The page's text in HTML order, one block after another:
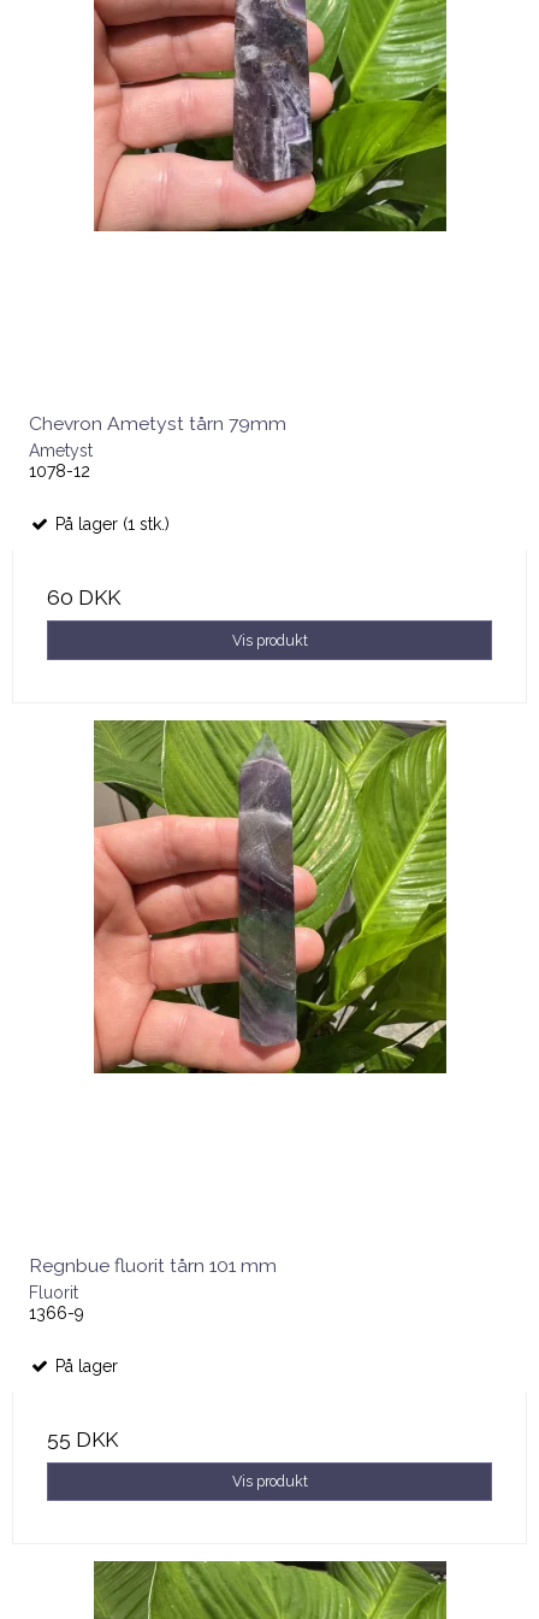
Chevron Ametyst tårn 79mm
Ametyst
1078-12
På lager (1 stk.)
60 DKK
Vis produkt
Regnbue fluorit tårn 101 mm
Fluorit
1366-9
På lager
55 DKK
Vis produkt